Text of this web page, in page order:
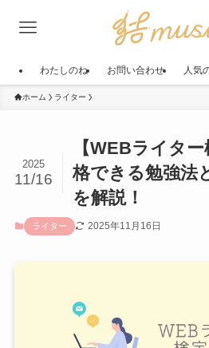
わたしのね お問い合わせ 人気
ホーム ライター
【WEBライタ
格できる勉強法
を解説！
2025
11/16
ライター 2025年11月16日